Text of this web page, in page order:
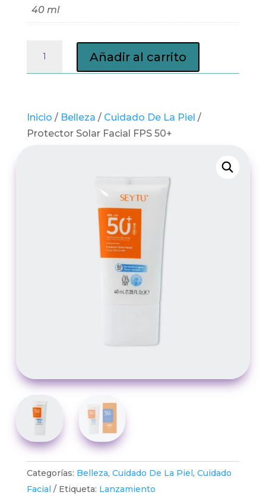
40 ml
50+
cantidad
Añadir al carrito
Inicio / Belleza / Cuidado De La Piel /
Protector Solar Facial FPS 50+
Categorías: Belleza, Cuidado De La Piel, Cuidado
Facial
Etiqueta: Lanzamiento